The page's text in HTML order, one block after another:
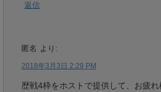
返信
匿名 より:
2018年3月3日 2:29 PM
歴戦4枠をホストで提供して、お疲